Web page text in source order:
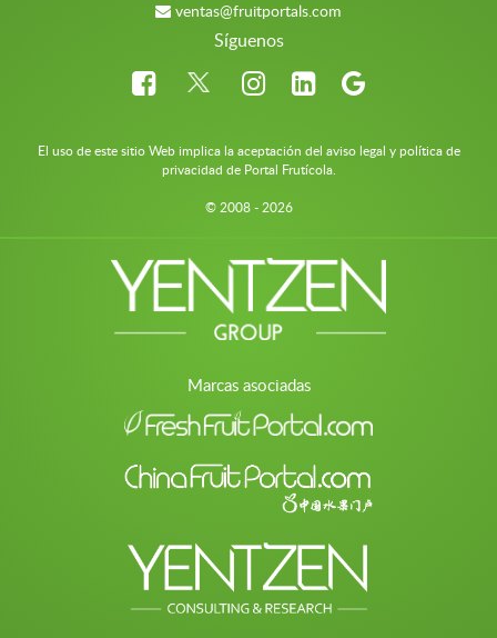
ventas@fruitportals.com
Síguenos
El uso de este sitio Web implica la aceptación del aviso legal y política de
privacidad de Portal Frutícola.
© 2008 - 2026
Marcas asociadas